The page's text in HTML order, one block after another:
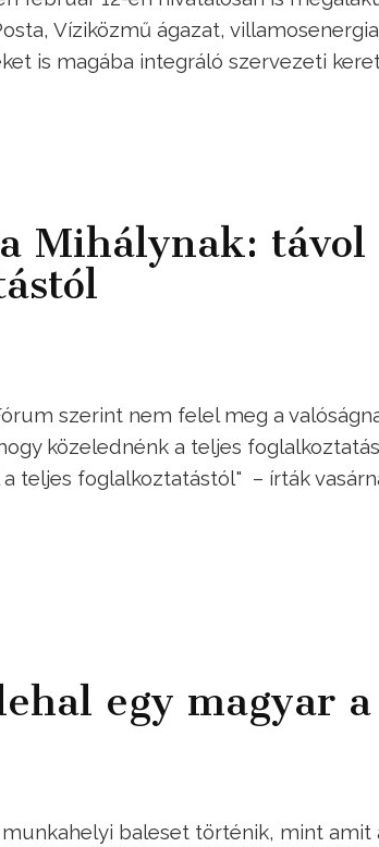
Víziközmű ágazat,
is magába integráló szervezeti
Mihálynak:
szerint nem felel meg a
közelednénk a teljes
teljes foglalkoztatástól" – írták
egy magyar
baleset történik, mint amit